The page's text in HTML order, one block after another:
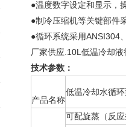
●温度数字设定和显示，
●制冷压缩机等关键部件
●循环系统采用ANSI304
厂家供应.10L低温冷却
技术参数：
产品名称
低温冷却水循
可配旋蒸（反